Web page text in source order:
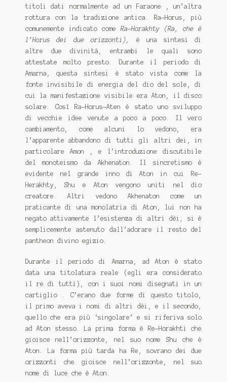
titoli dati normalmente ad un Faraone , un’altra
rottura con la tradizione antica. Ra-Horus, più
comunemente indicato come Ra-Horakhty (Ra, che è
l’Horus dei due orizzonti),
è una sintesi di
altre due divinità, entrambi le quali sono
attestate molto presto. Durante il periodo di
Amarna, questa sintesi è stato vista come la
fonte invisibile di energia del dio del sole, di
cui la manifestazione visibile era Aton, il disco
solare. Così Ra-Horus-Aten è stato uno sviluppo
di vecchie idee venute a poco a poco. Il vero
cambiamento, come alcuni lo vedono, era
l’apparente abbandono di tutti gli altri dei, in
particolare Amon , e l’introduzione discutibile
del monoteismo da Akhenaton. Il sincretismo è
evidente nel grande inno di Aton in cui Re-
Herakhty, Shu e Aton vengono uniti nel dio
creatore. Altri vedono Akhenaton come un
praticante di una monolatria di Aton, lui non ha
negato attivamente l’esistenza di altri dèi; si è
semplicemente astenuto dall’adorare il resto del
pantheon divino egizio.
Durante il periodo di Amarna, ad Aton è stato
data una titolatura reale (egli era considerato
il re di tutti), con i suoi nomi disegnati in un
cartiglio . C’erano due forme di questo titolo,
il primo aveva i nomi di altri dèi, e il secondo,
quello che era più ‘singolare’ e si riferiva solo
ad Aton stesso. La prima forma è Re-Horakhti che
gioisce nell’orizzonte, nel suo nome Shu che è
Aton. La forma più tarda ha Re, sovrano dei due
orizzonti che gioisce nell’orizzonte, nel suo
nome di luce che è Aton.